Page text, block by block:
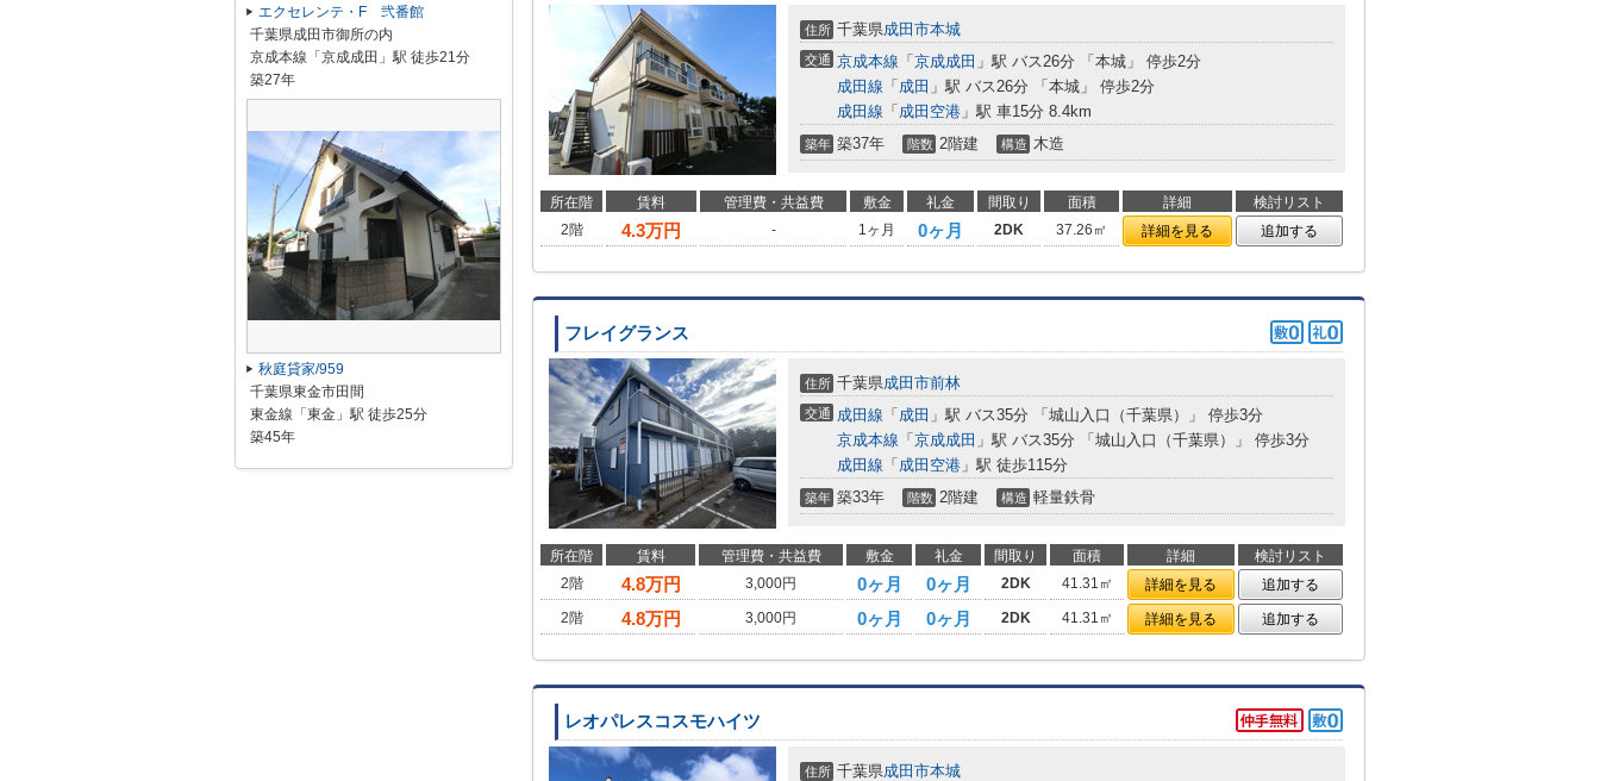
住所 千葉県成田市本城
交通 京成本線 「 京成成田 」駅 バス26分 「本城」 停歩2分
成田線 「 成田 」駅 バス26分 「本城」 停歩2分
成田線 「 成田空港 」駅 車15分 8.4km
築年 築37年 階数 2階建 構造 木造
所在階 賃料 管理費・共益費 敷金 礼金 間取り 面積 詳細
検討リスト
2階
4.3万円 - 1ヶ月 0ヶ月 2DK 37.26㎡ 詳細を見る 追加する
フレイグランス
住所 千葉県成田市前林
交通 成田線 「 成田 」駅 バス35分 「城山入口（千葉県）」 停歩3分
京成本線 「 京成成田 」駅 バス35分 「城山入口（千葉県）」 停歩3分
成田線 「 成田空港 」駅 徒歩115分
築年 築33年 階数 2階建 構造 軽量鉄骨
所在階 賃料 管理費・共益費 敷金 礼金 間取り 面積 詳細
検討リスト
2階
4.8万円 3,000円 0ヶ月 0ヶ月 2DK 41.31㎡ 詳細を見る
追加する
2階
4.8万円 3,000円 0ヶ月 0ヶ月 2DK 41.31㎡ 詳細を見る 追加する
レオパレスコスモハイツ
住所 千葉県成田市本城
エクセレンテ・F 弐番館
千葉県成田市御所の内
京成本線「京成成田」駅 徒歩21分
築27年
秋庭貸家/959
千葉県東金市田間
東金線「東金」駅 徒歩25分
築45年